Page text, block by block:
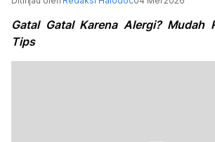
Gatal Gatal Karena Alergi? Mudah
Tips